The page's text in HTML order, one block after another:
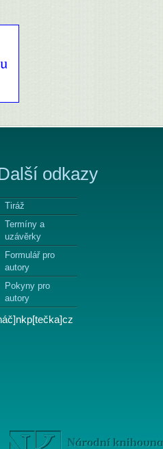
odkazy
Tiráž
Termíny a
uzávěrky
Formulář pro
autory
Pokyny pro
autory